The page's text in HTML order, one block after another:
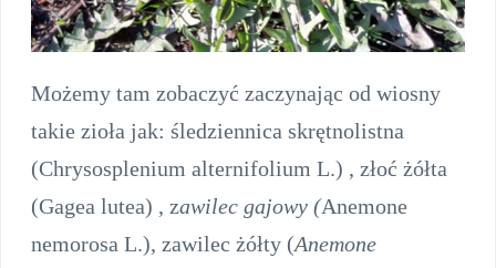
Możemy tam zobaczyć zaczynając od wiosny
takie zioła jak: śledziennica skrętnolistna
(Chrysosplenium alternifolium L.) , złoć żółta
(Gagea lutea) , zawilec gajowy (Anemone
nemorosa L.), zawilec żółty (Anemone